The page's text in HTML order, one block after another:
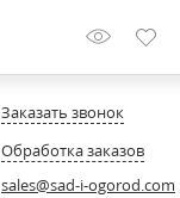
Заказать звонок
Обработка заказов
sales@sad-i-ogorod.com